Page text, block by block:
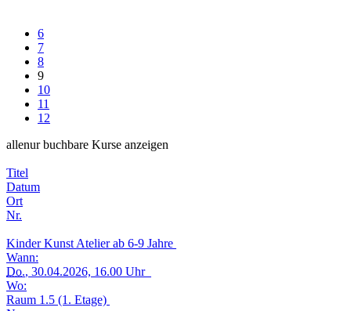
6
7
8
9
10
11
12
allenur buchbare Kurse anzeigen
Titel
Datum
Ort
Nr.
Kinder Kunst Atelier ab 6-9 Jahre
Wann:
Do., 30.04.2026, 16.00 Uhr
Wo:
Raum 1.5 (1. Etage)